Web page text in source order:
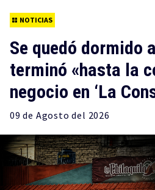
NOTICIAS
Se quedó dormido
terminó «hasta la
negocio en ‘La
09 de Agosto del 2026